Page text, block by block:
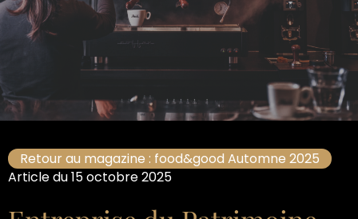
Retour au magazine : food&good Automne 2025
Article du 15 octobre 2025